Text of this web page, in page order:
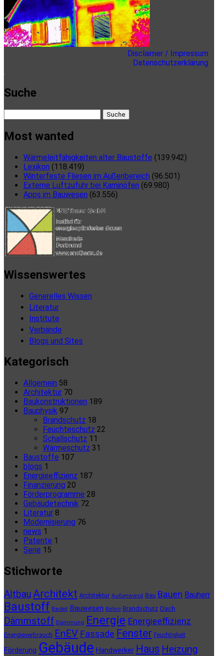
Disclaimer / Impressum
Datenschutzerklärung
Suche
Most wanted
Wärmeleitfähigkeiten alter Baustoffe (139.942)
Lexikon (118.419)
Winterfeste Fliesen im Außenbereich (96.501)
Externe Luftzufuhr bei Kaminöfen (69.980)
Apps im Bauwesen (63.556)
Wissenswertes
Generelles Wissen
Literatur
Institute
Verbände
Blogs und Sites
Kategorisch
Allgemein 58
Architektur 70
Baukonstruktionen 189
Bauphysik 97
Brandschutz 18
Feuchteschutz 22
Schallschutz 11
Wärmeschutz 31
Baustoffe 107
blogs 1
Energieeffizienz 187
Finanzierung 20
Förderprogramme 28
Gebäudetechnik 72
Literatur 8
Modernisierung 76
news 1
Patente 1
Serie 15
Stichworte
Altbau Architekt Architektur Außenwand Bau Bauen Bauherr
Baustoff Bauteil Bauwesen Beton Brandschutz Dach
Dämmstoff Dämmung Energie Energieeffizienz
Energieverbrauch EnEV Fassade Fenster Feuchtigkeit
Förderung Gebäude Handwerker Haus Heizung